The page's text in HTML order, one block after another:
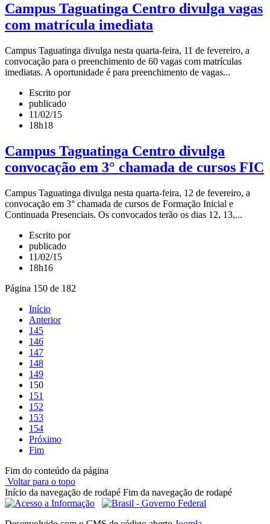
Campus Taguatinga Centro divulga vagas
com matrícula imediata
Campus Taguatinga divulga nesta quarta-feira, 11 de fevereiro, a
convocação para o preenchimento de 60 vagas com matrículas
imediatas. A oportunidade é para preenchimento de vagas...
Escrito por
publicado
11/02/15
18h18
Campus Taguatinga Centro divulga
convocação em 3° chamada de cursos FIC
Campus Taguatinga divulga nesta quarta-feira, 12 de fevereiro, a
convocação em 3° chamada de cursos de Formação Inicial e
Continuada Presenciais. Os convocados terão os dias 12, 13,...
Escrito por
publicado
11/02/15
18h16
Página 150 de 182
Início
Anterior
145
146
147
148
149
150
151
152
153
154
Próximo
Fim
Fim do conteúdo da página
Voltar para o topo
Início da navegação de rodapé Fim da navegação de rodapé